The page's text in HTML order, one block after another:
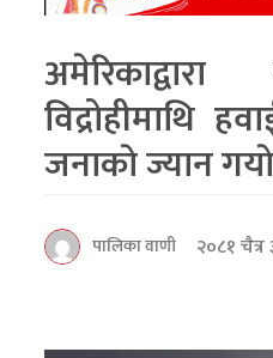
विद्रोहीमाथि
जनाकाे ज्यान गयाे
पालिका वाणी
२०८१